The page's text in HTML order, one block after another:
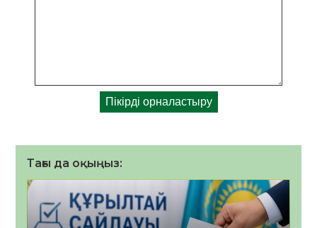
Тағы да оқыңыз: